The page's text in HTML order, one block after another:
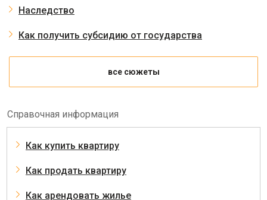
Наследство
Как получить субсидию от государства
все сюжеты
Справочная информация
Как купить квартиру
Как продать квартиру
Как арендовать жилье